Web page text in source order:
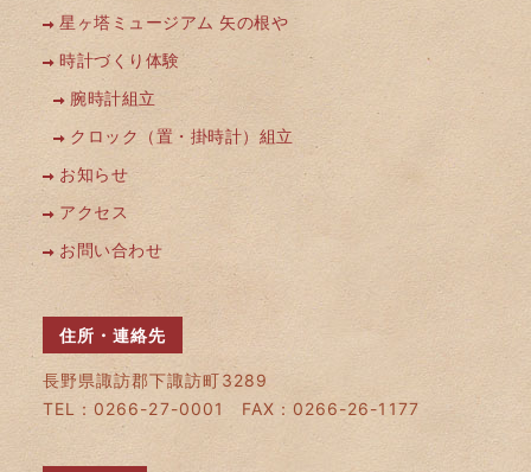
星ヶ塔ミュージアム 矢の根や
時計づくり体験
腕時計組立
クロック（置・掛時計）組立
お知らせ
アクセス
お問い合わせ
住所・連絡先
長野県諏訪郡下諏訪町3289
TEL：0266-27-0001 FAX：0266-26-1177